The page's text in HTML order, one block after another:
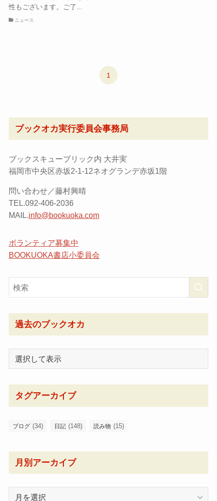
性もございます。ご了...
ニュース
1
ブックオカ実行委員会事務局
ブックスキューブリック内 大井実
福岡市中央区赤坂2-1-12ネオグランデ赤坂1階
問い合わせ／藤村興晴
TEL.092-406-2036
MAIL.info@bookuoka.com
ボランティア募集中
BOOKUOKA書店小委員会
過去のブックオカ
タグアーカイブ
ブログ (34) 日記 (148) 読み物 (15)
月別アーカイブ